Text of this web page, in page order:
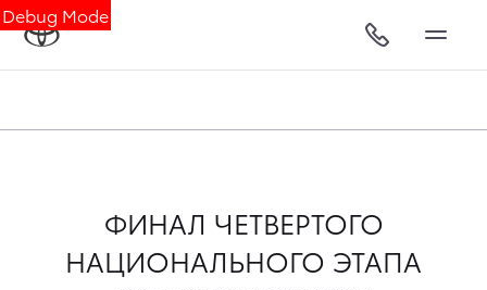
Debug Mode
ФИНАЛ ЧЕТВЕРТОГО
НАЦИОНАЛЬНОГО ЭТАПА